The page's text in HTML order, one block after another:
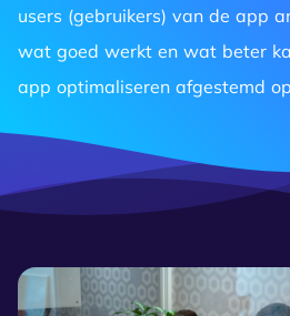
users (gebruikers) van de app
wat goed werkt en wat beter
app optimaliseren afgestemd